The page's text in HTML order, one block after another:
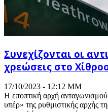
Συνεχίζονται οι
χρεώσεις στο
17/10/2023 - 12:12 ΜΜ
Η εποπτική αρχή ανταγωνισμού
υπέρ» της ρυθμιστικής αρχής